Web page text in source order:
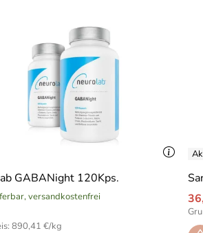
GABANight 120Kps.
versandkostenfrei
890,41 €/kg